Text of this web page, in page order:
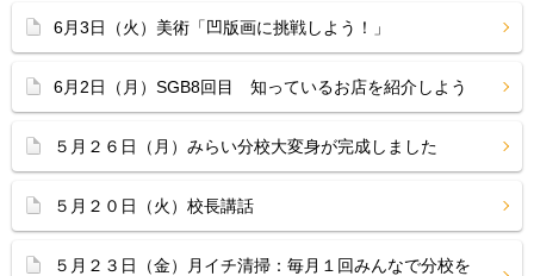
6月3日（火）美術「凹版画に挑戦しよう！」
6月2日（月）SGB8回目 知っているお店を紹介しよう
５月２６日（月）みらい分校大変身が完成しました
５月２０日（火）校長講話
５月２３日（金）月イチ清掃：毎月１回みんなで分校を